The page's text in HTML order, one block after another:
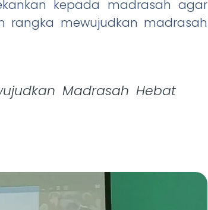
kepada madrasah agar
rangka mewujudkan madrasah
Madrasah Hebat